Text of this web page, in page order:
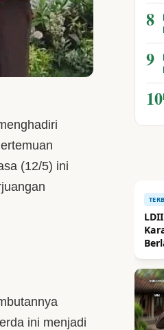
(12/5) ini
ini menjadi
8
9
10